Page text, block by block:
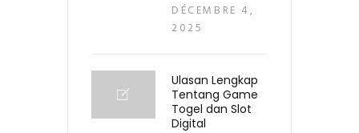
DÉCEMBRE 4,
2025
Ulasan Lengkap
Tentang Game
Togel dan Slot
Digital